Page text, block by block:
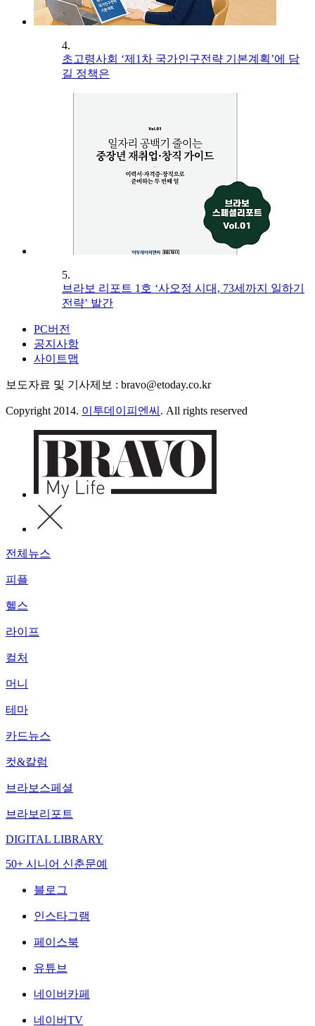
4.
초고령사회 ‘제1차 국가인구전략 기본계획’에 담
길 정책은
5.
브라보 리포트 1호 ‘사오정 시대, 73세까지 일하기
전략’ 발간
PC버전
공지사항
사이트맵
보도자료 및 기사제보 : bravo@etoday.co.kr
Copyright 2014. 이투데이피엔씨 . All rights reserved
전체뉴스
피플
헬스
라이프
컬처
머니
테마
카드뉴스
컷&칼럼
브라보스페셜
브라보리포트
DIGITAL LIBRARY
50+ 시니어 신춘문예
블로그
인스타그램
페이스북
유튜브
네이버카페
네이버TV